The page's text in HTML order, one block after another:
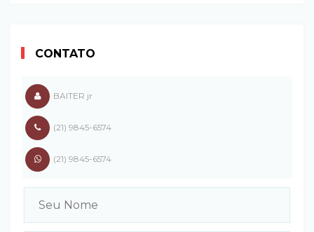
CONTATO
BAITER jr
(21) 9845-6574
(21) 9845-6574